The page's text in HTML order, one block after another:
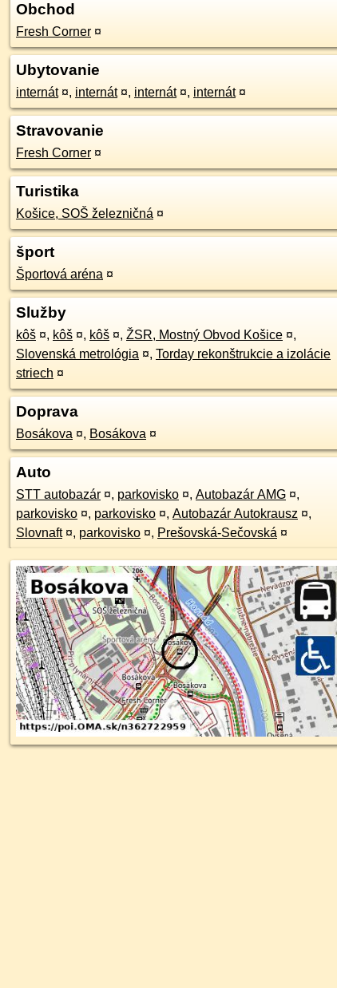
Obchod
Fresh Corner ¤
Ubytovanie
internát ¤, internát ¤, internát ¤, internát ¤
Stravovanie
Fresh Corner ¤
Turistika
Košice, SOŠ železničná ¤
šport
Športová aréna ¤
Služby
kôš ¤, kôš ¤, kôš ¤, ŽSR, Mostný Obvod Košice ¤,
Slovenská metrológia ¤, Torday rekonštrukcie a izolácie
striech ¤
Doprava
Bosákova ¤, Bosákova ¤
Auto
STT autobazár ¤, parkovisko ¤, Autobazár AMG ¤,
parkovisko ¤, parkovisko ¤, Autobazár Autokrausz ¤,
Slovnaft ¤, parkovisko ¤, Prešovská-Sečovská ¤